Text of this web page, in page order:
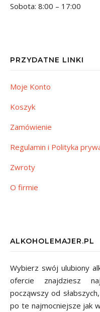
Sobota: 8:00 – 17:00
PRZYDATNE LINKI
Moje Konto
Koszyk
Zamówienie
Regulamin i Polityka
Zwroty
O firmie
ALKOHOLEMAJER.PL
Wybierz swój ulubiony
ofercie znajdziesz
począwszy od
po te najmocniejsze jak